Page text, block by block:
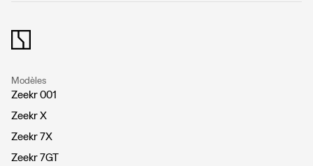
Modèles
Zeekr 001
Zeekr X
Zeekr 7X
Zeekr 7GT